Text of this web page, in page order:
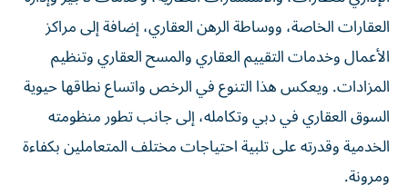
العقارات الخاصة، ووساطة الرهن العقاري، إضافة إلى مراكز
الأعمال وخدمات التقييم العقاري والمسح العقاري وتنظيم
المزادات. ويعكس هذا التنوع في الرخص واتساع نطاقها حيوية
السوق العقاري في دبي وتكامله، إلى جانب تطور منظومته
الخدمية وقدرته على تلبية احتياجات مختلف المتعاملين بكفاءة
ومرونة.